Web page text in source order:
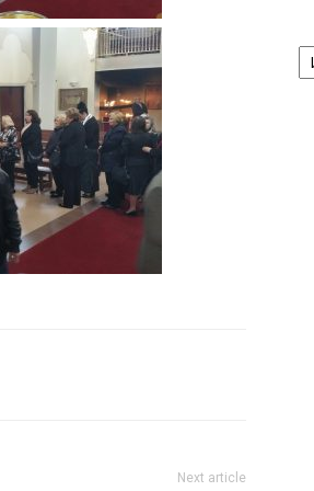
Next article